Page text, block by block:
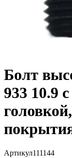
Болт
933 10.9
Артикул111144